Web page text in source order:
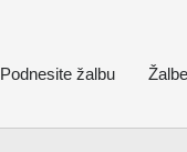
Podnesite žalbu Žalbe